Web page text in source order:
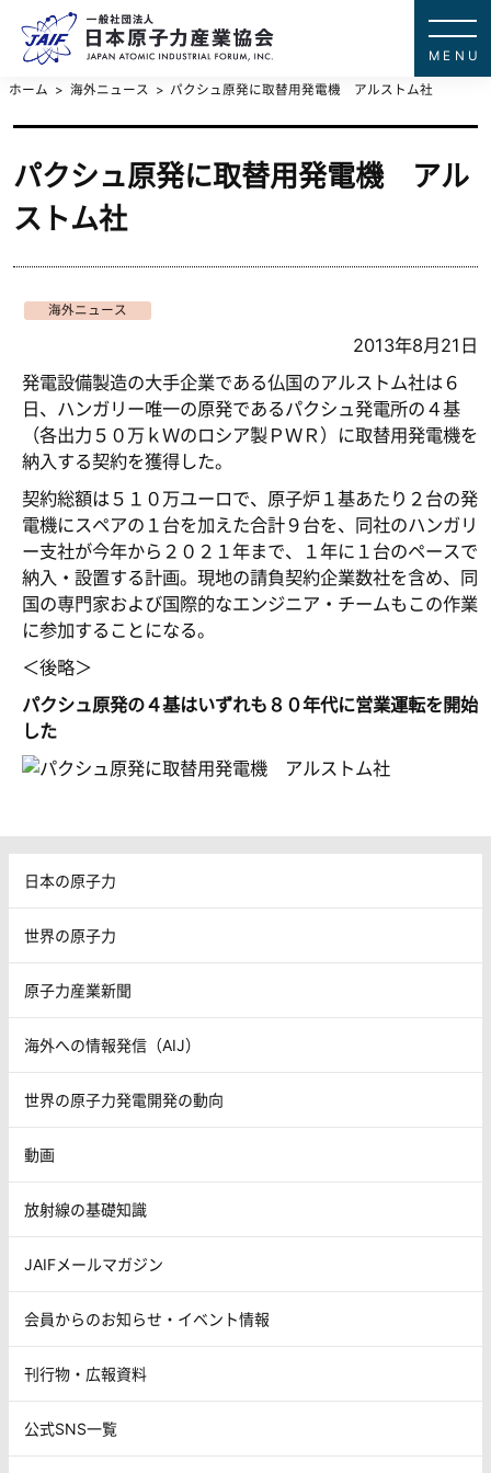
ホーム 海外ニュース パクシュ原発に取替用発電機 アルストム社
パクシュ原発に取替用発電機 アル
ストム社
海外ニュース
2013年8月21日
発電設備製造の大手企業である仏国のアルストム社は６
日、ハンガリー唯一の原発であるパクシュ発電所の４基
（各出力５０万ｋＷのロシア製ＰＷＲ）に取替用発電機を
納入する契約を獲得した。
契約総額は５１０万ユーロで、原子炉１基あたり２台の発
電機にスペアの１台を加えた合計９台を、同社のハンガリ
ー支社が今年から２０２１年まで、１年に１台のペースで
納入・設置する計画。現地の請負契約企業数社を含め、同
国の専門家および国際的なエンジニア・チームもこの作業
に参加することになる。
＜後略＞
パクシュ原発の４基はいずれも８０年代に営業運転を開始
した
日本の原子力
世界の原子力
原子力産業新聞
海外への情報発信（AIJ）
世界の原子力発電開発の動向
動画
放射線の基礎知識
JAIFメールマガジン
会員からのお知らせ・イベント情報
刊行物・広報資料
公式SNS一覧